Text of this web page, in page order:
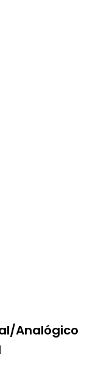
Analógico